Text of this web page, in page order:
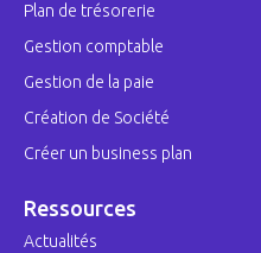
Plan de trésorerie
Gestion comptable
Gestion de la paie
Création de Société
Créer un business plan
Ressources
Actualités